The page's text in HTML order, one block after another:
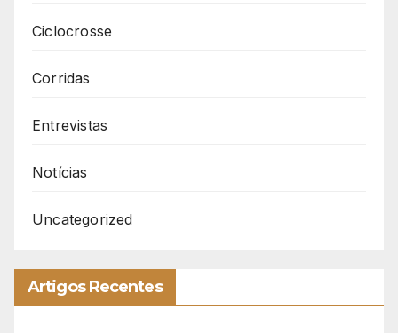
Ciclocrosse
Corridas
Entrevistas
Notícias
Uncategorized
Artigos Recentes